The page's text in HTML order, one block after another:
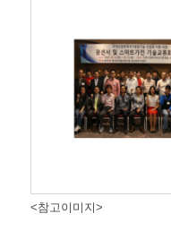
<참고이미지>